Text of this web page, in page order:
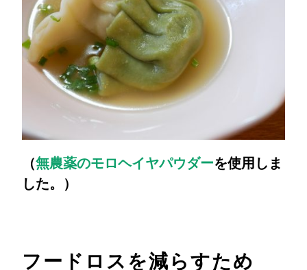
（無農薬のモロヘイヤパウダーを使用しま
した。）
フードロスを減らすため